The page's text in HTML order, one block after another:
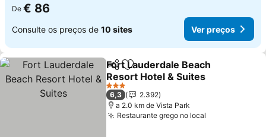
De € 86
Consulte os preços de 10 sites Ver preços
PartilharAdicionar aos favoritos
Fort Lauderdale Beach
Resort Hotel & Suites
3 Estrelas
6,3
2.392
a 2.0 km de Vista Park
Restaurante grego no local